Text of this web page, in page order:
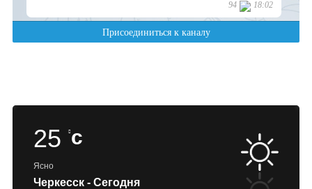
25 c
Ясно
Черкесск - Сегодня